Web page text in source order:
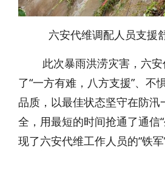
六安代维调配人员支援
此次暴雨洪涝灾害，六安
了“一方有难，八方支援”、不
品质，以最佳状态坚守在防汛
全，用最短的时间抢通了通信
现了六安代维工作人员的“铁军